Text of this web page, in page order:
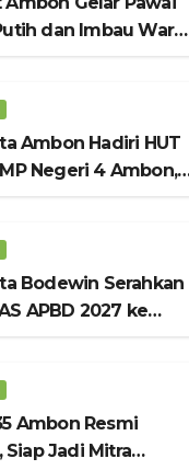
dan Imbau Warga
Ambon Hadiri HUT
Negeri 4 Ambon,
Bodewin Serahkan
APBD 2027 ke
Ambon Resmi
Siap Jadi Mitra